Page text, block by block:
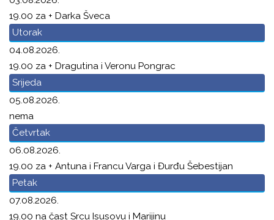
19.00 za + Darka Šveca
Utorak
04.08.2026.
19.00 za + Dragutina i Veronu Pongrac
Srijeda
05.08.2026.
nema
Četvrtak
06.08.2026.
19.00 za + Antuna i Francu Varga i Đurđu Šebestijan
Petak
07.08.2026.
19.00 na čast Srcu Isusovu i Marijinu